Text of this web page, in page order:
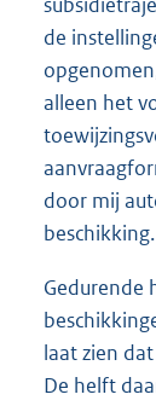
de
alleen het
door mij
beschikking.
Gedurende
laat zien
De helft